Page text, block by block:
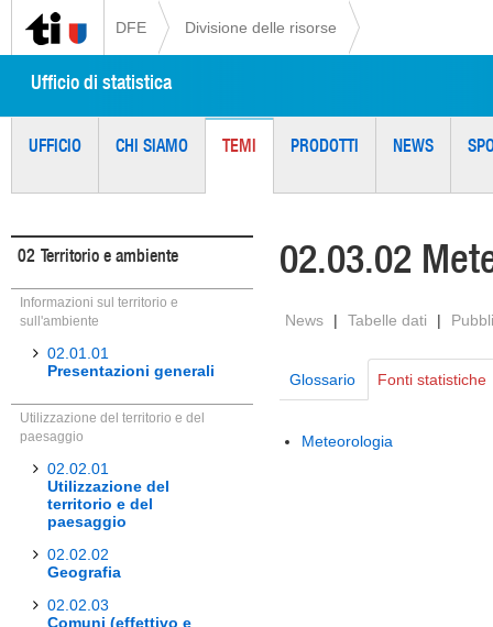
DFE Divisione delle risorse
Ufficio di statistica
UFFICIO CHI SIAMO TEMI PRODOTTI NEWS
02 Territorio e ambiente
Informazioni sul territorio e
sull'ambiente
02.01.01
Presentazioni generali
Utilizzazione del territorio e del
paesaggio
02.02.01
Utilizzazione del
territorio e del
paesaggio
02.02.02
Geografia
02.02.03
Comuni (effettivo e
02.03.02
News | Tabelle dati |
Glossario Fonti statistiche
Meteorologia